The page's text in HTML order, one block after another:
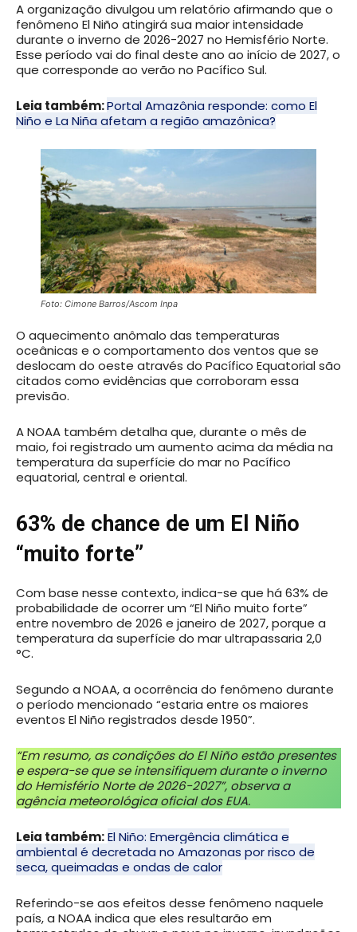
A organização divulgou um relatório afirmando que o
fenômeno El Niño atingirá sua maior intensidade
durante o inverno de 2026-2027 no Hemisfério Norte.
Esse período vai do final deste ano ao início de 2027, o
que corresponde ao verão no Pacífico Sul.
Leia também:Portal Amazônia responde: como El
Niño e La Niña afetam a região amazônica?
Foto: Cimone Barros/Ascom Inpa
O aquecimento anômalo das temperaturas
oceânicas e o comportamento dos ventos que se
deslocam do oeste através do Pacífico Equatorial são
citados como evidências que corroboram essa
previsão.
A NOAA também detalha que, durante o mês de
maio, foi registrado um aumento acima da média na
temperatura da superfície do mar no Pacífico
equatorial, central e oriental.
63% de chance de um El Niño
“muito forte”
Com base nesse contexto, indica-se que há 63% de
probabilidade de ocorrer um “El Niño muito forte”
entre novembro de 2026 e janeiro de 2027, porque a
temperatura da superfície do mar ultrapassaria 2,0
°C.
Segundo a NOAA, a ocorrência do fenômeno durante
o período mencionado “estaria entre os maiores
eventos El Niño registrados desde 1950”.
“Em resumo, as condições do El Niño estão presentes
e espera-se que se intensifiquem durante o inverno
do Hemisfério Norte de 2026-2027”, observa a
agência meteorológica oficial dos EUA.
Leia também:El Niño: Emergência climática e
ambiental é decretada no Amazonas por risco de
seca, queimadas e ondas de calor
Referindo-se aos efeitos desse fenômeno naquele
país, a NOAA indica que eles resultarão em